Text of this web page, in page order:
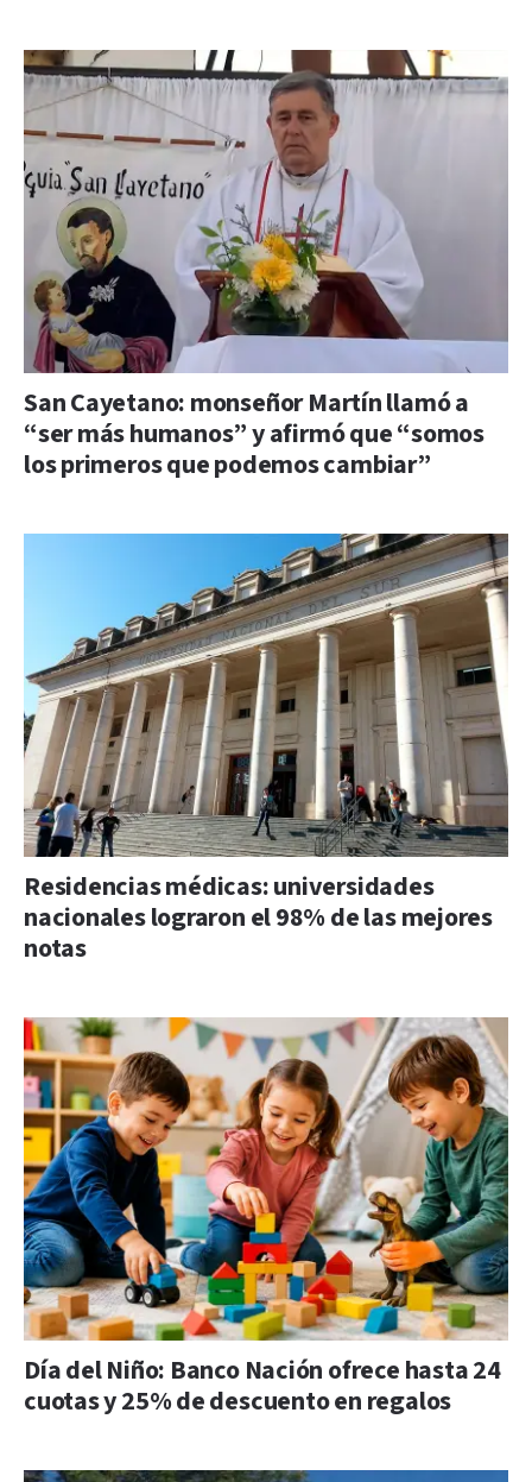
San Cayetano: monseñor Martín llamó a
“ser más humanos” y afirmó que “somos
los primeros que podemos cambiar”
Residencias médicas: universidades
nacionales lograron el 98% de las mejores
notas
Día del Niño: Banco Nación ofrece hasta 24
cuotas y 25% de descuento en regalos